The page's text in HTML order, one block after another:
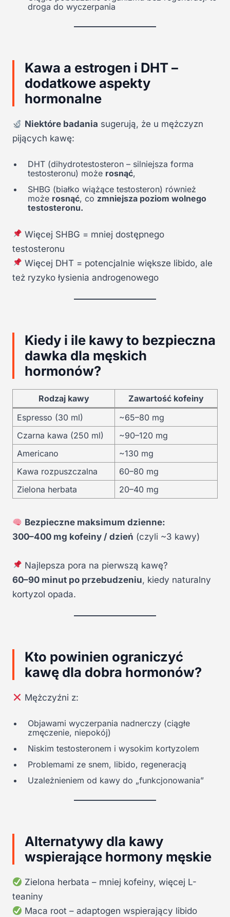
droga do wyczerpania
Kawa a estrogen i DHT –
dodatkowe aspekty
hormonalne
Niektóre badania sugerują, że u mężczyzn
pijących kawę:
DHT (dihydrotestosteron – silniejsza forma
testosteronu) może rosnąć,
SHBG (białko wiążące testosteron) również
może rosnąć, co zmniejsza poziom wolnego
testosteronu.
Więcej SHBG = mniej dostępnego
testosteronu
Więcej DHT = potencjalnie większe libido, ale
też ryzyko łysienia androgenowego
Kiedy i ile kawy to bezpieczna
dawka dla męskich
hormonów?
Rodzaj kawy
Zawartość kofeiny
Espresso (30 ml)
~65–80 mg
Czarna kawa (250 ml)
~90–120 mg
Americano
~130 mg
Kawa rozpuszczalna
60–80 mg
Zielona herbata
20–40 mg
Bezpieczne maksimum dzienne:
300–400 mg kofeiny / dzień (czyli ~3 kawy)
Najlepsza pora na pierwszą kawę?
60–90 minut po przebudzeniu, kiedy naturalny
kortyzol opada.
Kto powinien ograniczyć
kawę dla dobra hormonów?
Mężczyźni z:
Objawami wyczerpania nadnerczy (ciągłe
zmęczenie, niepokój)
Niskim testosteronem i wysokim kortyzolem
Problemami ze snem, libido, regeneracją
Uzależnieniem od kawy do „funkcjonowania”
Alternatywy dla kawy
wspierające hormony męskie
Zielona herbata – mniej kofeiny, więcej L-
teaniny
Maca root – adaptogen wspierający libido